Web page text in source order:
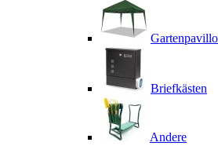
Briefkästen
Andere